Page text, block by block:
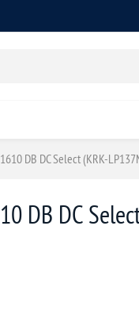
DB DC Select (KRK-
DB DC